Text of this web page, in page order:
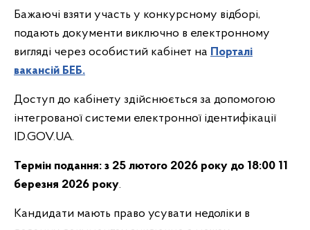
Бажаючі взяти участь у конкурсному відборі,
подають документи виключно в електронному
вигляді через особистий кабінет на Порталі
вакансій БЕБ.
Доступ до кабінету здійснюється за допомогою
інтегрованої системи електронної ідентифікації
ID.GOV.UA.
Термін подання: з 25 лютого 2026 року до 18:00 11
березня 2026 року.
Кандидати мають право усувати недоліки в